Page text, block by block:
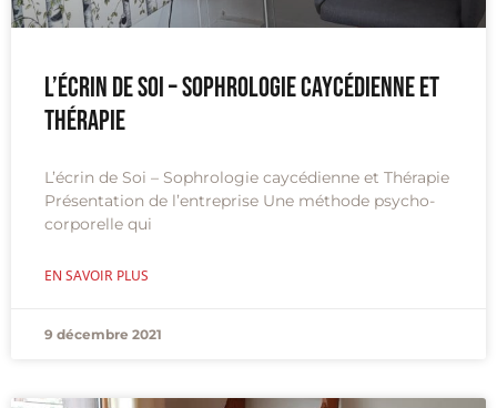
L’écrin de Soi – Sophrologie caycédienne et
Thérapie
L’écrin de Soi – Sophrologie caycédienne et Thérapie
Présentation de l’entreprise Une méthode psycho-
corporelle qui
EN SAVOIR PLUS
9 décembre 2021